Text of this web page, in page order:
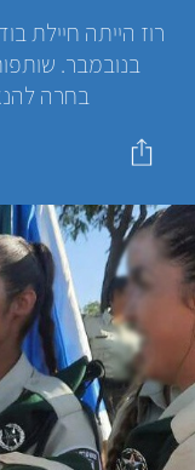
בנובמבר.
בחרה